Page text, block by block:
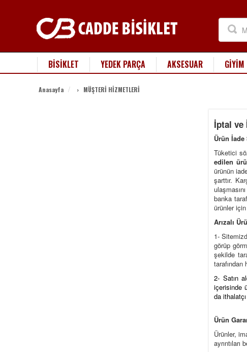
BİSİKLET YEDEK PARÇA AKSESUAR GİYİM
Anasayfa › MÜŞTERİ HİZMETLERİ
İptal ve
Ürün İade
Tüketici
edilen
ürünün
şarttır.
banka
ürünler için
Arızalı
1-
görüp
şekilde
2- Satın
içerisinde
da
Ürün
Ürünler,